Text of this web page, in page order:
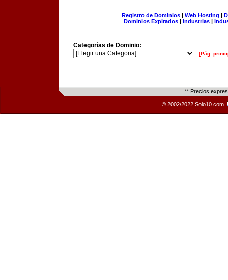
Registro de Dominios| Web Hosting |
Dominios Expirados | Industrias |
Categorías de Dominio:
[Pág.
** Precios
© 2002/2022 Solo10.com